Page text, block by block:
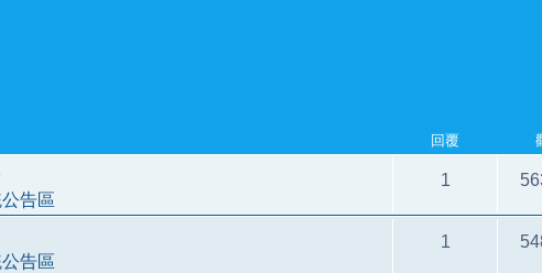
回覆
告區
1
告區
1